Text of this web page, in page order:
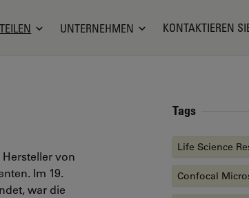
UNTERNEHMEN KONTAKTIEREN
von
Im 19.
war die
Tags
Life Science
Confocal